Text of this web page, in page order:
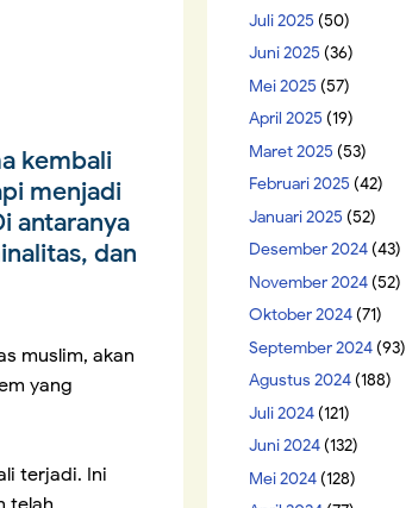
kembali
menjadi
antaranya
dan
muslim, akan
yang
terjadi. Ini
Juli 2025 (50)
Juni 2025 (36)
Mei 2025 (57)
April 2025 (19)
Maret 2025 (53)
Februari 2025 (42)
Januari 2025 (52)
Desember 2024(43)
November 2024(52)
Oktober 2024(71)
September 2024(93)
Agustus 2024(188)
Juli 2024(121)
Juni 2024(132)
Mei 2024(128)